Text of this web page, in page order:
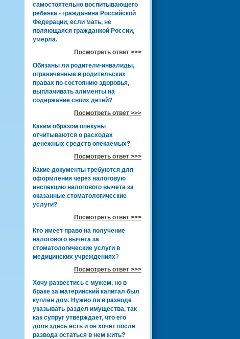
самостоятельно воспитывающего
ребенка - гражданина Российской
Федерации, если мать, не
являющаяся гражданкой России,
умерла.
Посмотреть ответ >>>
Обязаны ли родители-инвалиды,
ограниченные в родительских
правах по состоянию здоровья,
выплачивать алименты на
содержание своих детей?
Посмотреть ответ >>>
Каким образом опекуны
отчитываются о расходах
денежных средств опекаемых?
Посмотреть ответ >>>
Какие документы требуются для
оформления через налоговую
инспекцию налогового вычета за
оказанные стоматологические
услуги?
Посмотреть ответ >>>
Кто имеет право на получение
налогового вычета за
стоматологические услуги в
медицинских учреждениях?
Посмотреть ответ >>>
Хочу развестись с мужем, но в
браке за материнский капитал был
куплен дом. Нужно ли в разводе
указывать раздел имущества, так
как супруг утверждает, что его
доля здесь есть и он хочет после
развода остаться в нем жить?